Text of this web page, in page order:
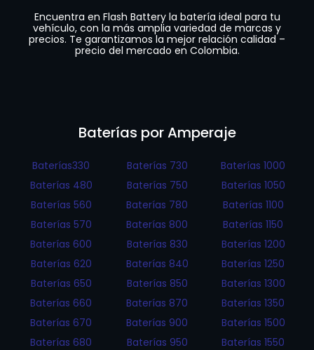
Encuentra en Flash Battery la batería ideal para tu
vehículo, con la más amplia variedad de marcas y
precios. Te garantizamos la mejor relación calidad –
precio del mercado en Colombia.
Baterías por Amperaje
Baterías330
Baterías 480
Baterías 560
Baterías 570
Baterías 600
Baterías 620
Baterías 650
Baterías 660
Baterías 670
Baterías 680
Baterías 730
Baterías 750
Baterías 780
Baterías 800
Baterías 830
Baterías 840
Baterías 850
Baterías 870
Baterías 900
Baterías 950
Baterías 1000
Baterías 1050
Baterías 1100
Baterías 1150
Baterías 1200
Baterías 1250
Baterías 1300
Baterías 1350
Baterías 1500
Baterías 1550